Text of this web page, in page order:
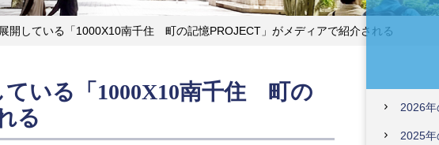
開している「1000X10南千住 町の記憶PROJECT」がメディアで紹介される
いる「1000X10南千住 町の
る
2026
2025